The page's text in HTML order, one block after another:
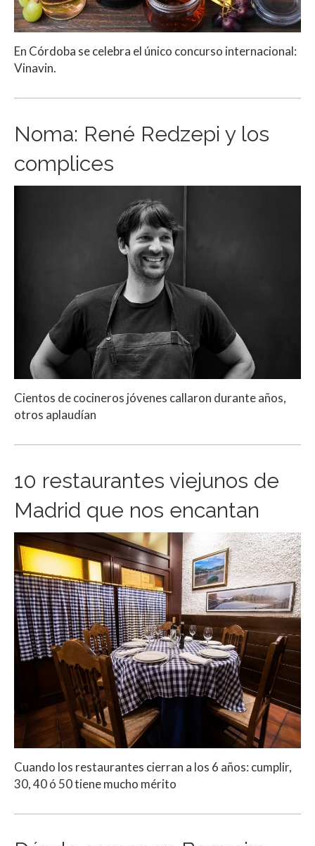
En Córdoba se celebra el único concurso internacional:
Vinavin.
Noma: René Redzepi y los
complices
Cientos de cocineros jóvenes callaron durante años,
otros aplaudían
10 restaurantes viejunos de
Madrid que nos encantan
Cuando los restaurantes cierran a los 6 años: cumplir,
30, 40 ó 50 tiene mucho mérito